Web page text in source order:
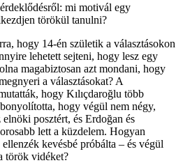
mi motivál egy
törökül tanulni?
hogy 14-én születik a választásokon
lehetett sejteni, hogy lesz egy
magabiztosan azt mondani, hogy
a választásokat? A
hogy Kılıçdaroğlu több
hogy végül nem négy,
posztért, és Erdoğan és
lett a küzdelem. Hogyan
kevésbé próbálta – és végül
török vidéket?